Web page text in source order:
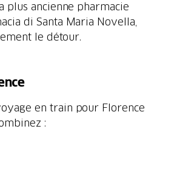
plus ancienne pharmacie
di Santa Maria Novella,
le détour.
en train pour Florence
: